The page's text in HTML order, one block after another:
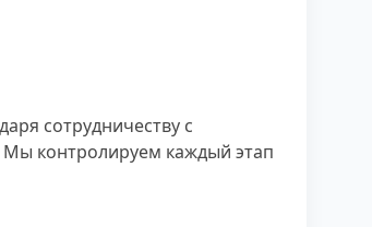
сотрудничеству с
Мы контролируем каждый этап